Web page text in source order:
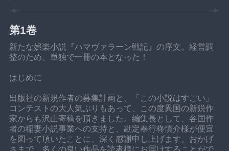
第1卷
新たな娯楽小説『ハマヴァラーン戦記』の序文。経営調
整のため、単独で一冊の本となった！
はじめに
出版社の新規作者の募集計画と、「この小説はすごい」
コンテストの大人気ぶりもあって、この度異国の新鋭作
家からも沢山寄稿を頂きました。編集長として、各国作
者の稲妻小説事業への支持と、勘定奉行柊慎介様が便宜
を図って頂いたことに、深く感謝申し上げます。おかげ
さまで、多くの良い作品を読者様にお届けすることがで